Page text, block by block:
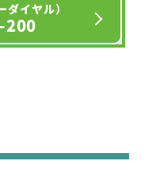
イヤル）
200